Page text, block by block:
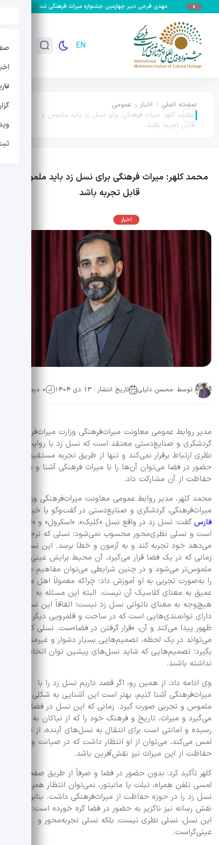
مهدی فرجی دبیر چهارمین جشنواره میراث فرهنگی شد
EN
صفحه اصلی > اخبار و عمومی :
محمد کلهر: میراث فرهنگی برای نسل زد باید ملموس و
قابل تجربه باشد
محمد کلهر: میراث فرهنگی برای نسل زد باید ملموس و
قابل تجربه باشد
اخبار
توسط :محسن دلیلی تاریخ انتشار : 13 دی 1404 0 دیدگاه
مدیر روابط عمومی معاونت میراث‌فرهنگی وزارت میراث‌فرهنگی،
گردشگری و صنایع‌دستی معتقد است که نسل زد با روایت‌های
نظری ارتباط برقرار نمی‌کند و تنها از طریق تجربه مستقیم و
حضور در فضا می‌توان آن‌ها را با میراث فرهنگی آشنا و در
حفاظت از آن مشارکت داد.
محمد کلهر، مدیر روابط عمومی معاونت میراث‌فرهنگی وزارت
میراث‌فرهنگی، گردشگری و صنایع‌دستی در گفت‌وگو با خبرنگار
فارس گفت: نسل زد در واقع نسل «کلیک»، «اسکرول» و «تاچ»
است و نسلی نظری‌محور محسوب نمی‌شود؛ نسلی که ترجیح
می‌دهد خود تجربه کند و به آزمون و خطا برسد. این نسل
زمانی که در یک فضا قرار می‌گیرد، آن محیط برایش عینی‌تر و
ملموس‌تر می‌شود و در چنین شرایطی می‌توان مفاهیم مختلف
را به‌صورت تجربی به او آموزش داد؛ چراکه معمولاً اهل مطالعه
عمیق به معنای کلاسیک آن نیست. البته این مسئله به
هیچ‌وجه به معنای ناتوانی نسل زد نیست؛ اتفاقاً این نسل
دارای توانمندی‌هایی است که در ساحت و قلمرویی دیگر بروز و
ظهور پیدا می‌کند و آن، «قرار گرفتن در فضا»ست. نسلی که
می‌تواند در یک لحظه، تصمیم‌هایی بسیار دشوار و غیرمنتظره
بگیرد؛ تصمیم‌هایی که شاید نسل‌های پیشین توان اتخاذ آن را
نداشته باشند.
وی ادامه داد: از همین رو، اگر قصد داریم نسل زد را با
میراث‌فرهنگی آشنا کنیم، بهتر است این آشنایی به شکلی
ملموس و تجربی صورت گیرد. زمانی که این نسل در فضا قرار
می‌گیرد و میراث، تاریخ و فرهنگ خود را که از نیاکان به ما
رسیده و امانتی است برای انتقال به نسل‌های آینده، از نزدیک
لمس می‌کند، می‌توان از او انتظار داشت که در صیانت و
حفاظت از این میراث نیز نقش‌آفرین باشد.
کلهر تأکید کرد: بدون حضور در فضا و صرفاً از طریق صفحه
لمسی تلفن همراه، تبلت یا مانیتور، نمی‌توان انتظار همراهی
نسل زد را در حوزه حفاظت از میراث‌فرهنگی داشت. بنابراین،
نقش رسانه نیز ناگزیر به حضور در فضا گره خورده است؛ چراکه
این نسل، نسلی نظری نیست، بلکه نسلی تجربه‌محور و
عینی‌گراست.